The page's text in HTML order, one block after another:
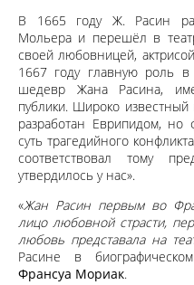
В 1665 году Ж. Расин
Мольера и перешёл в
своей любовницей,
1667 году главную роль
шедевр Жана Расина,
публики. Широко
разработан Еврипидом, но
суть трагедийного
соответствовал тому
утвердилось у нас».
«Жан Расин первым во
лицо любовной страсти,
любовь представала на
Расине в
Франсуа Мориак.